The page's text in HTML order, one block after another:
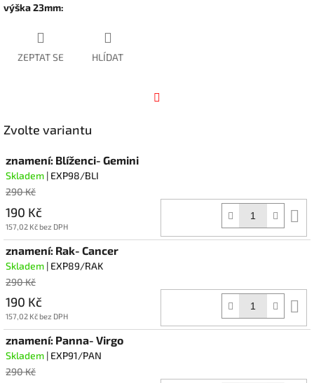
výška 23mm:
ZEPTAT SE HLÍDAT
Zvolte variantu
znamení: Blíženci- Gemini
Skladem | EXP98/BLI
290 Kč
190 Kč
157,02 Kč bez DPH
znamení: Rak- Cancer
Skladem | EXP89/RAK
290 Kč
190 Kč
157,02 Kč bez DPH
znamení: Panna- Virgo
Skladem | EXP91/PAN
290 Kč